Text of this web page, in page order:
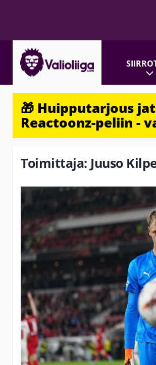
🎁 Huipputarjous
Reactoonz-peliin -
Toimittaja: Juuso